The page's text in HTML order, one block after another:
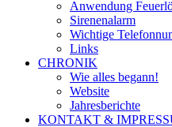
Anwendung
Sirenenalarm
Wichtige
Links
CHRONIK
Wie alles begann!
Website
Jahresberichte
KONTAKT &